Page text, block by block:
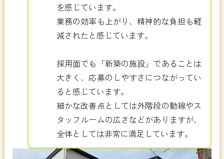
を感じています。
業務の効率も上がり、精神的な負担も軽
減されたと感じています。
採用面でも「新築の施設」であることは
大きく、応募のしやすさにつながってい
ると感じています。
細かな改善点としては外階段の動線やス
タッフルームの広さなどがありますが、
全体としては非常に満足しています。